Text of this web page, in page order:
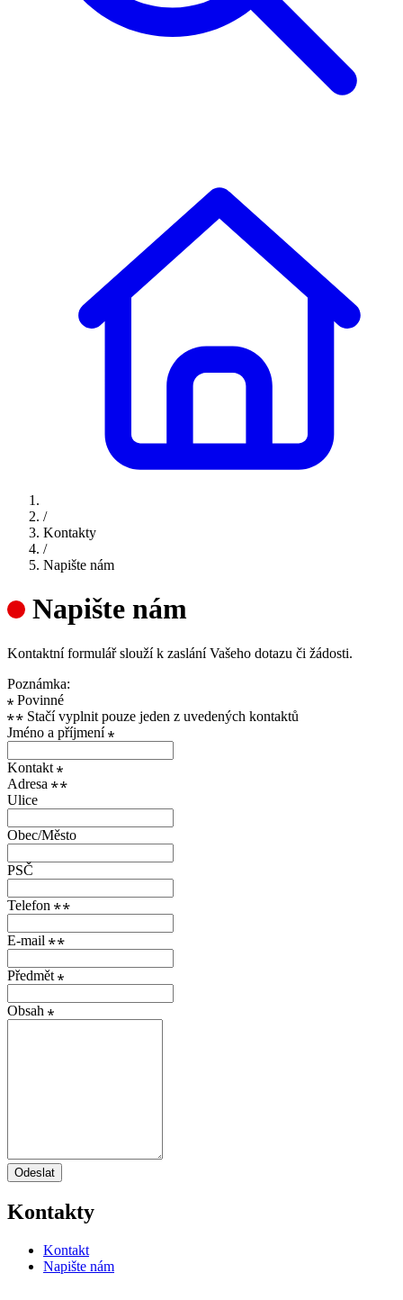
/
Kontakty
/
Napište nám
Napište nám
Kontaktní formulář slouží k zaslání Vašeho dotazu či žádosti.
Poznámka:
Povinné
Stačí vyplnit pouze jeden z uvedených kontaktů
Jméno a příjmení
Kontakt
Adresa
Ulice
Obec/Město
PSČ
Telefon
E-mail
Předmět
Obsah
Odeslat
Kontakty
Kontakt
Napište nám